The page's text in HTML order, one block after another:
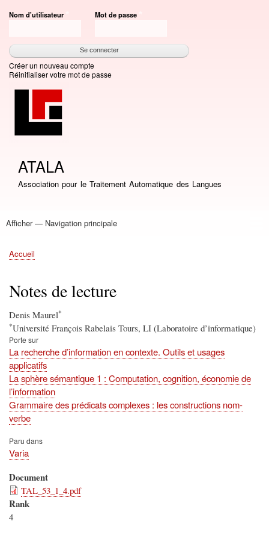
au
principal
Nom d'utilisateur Mot de passe
Créer un nouveau compte
Réinitialiser votre mot de passe
ATALA
Association pour le Traitement Automatique des Langues
Navigation
Afficher — Navigation principale
Accueil
Association
Bourses
Adhésion
Revue TAL
Liste LN
Conférence TALN
Conférences
Prix de thèse
Prix TALN-RECITAL
Annuaires
Journées
Offres d'emploi
Fil
Accueil
Notes de lecture
Denis Maurel*
*Université François Rabelais Tours, LI (Laboratoire d’informatique)
Porte sur
La recherche d’information en contexte. Outils et usages
applicatifs
La sphère sémantique 1 : Computation, cognition, économie de
l’information
Grammaire des prédicats complexes : les constructions nom-
verbe
Paru dans
Varia
Document
TAL_53_1_4.pdf
Rank
4